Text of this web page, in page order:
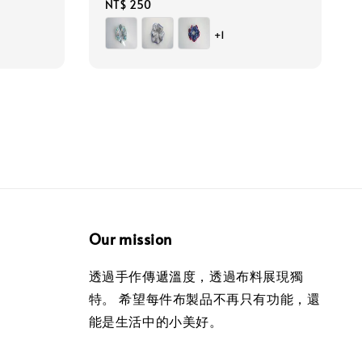
Regular
price
NT$ 250
+1
Our mission
透過手作傳遞溫度，透過布料展現獨
特。 希望每件布製品不再只有功能，還
能是生活中的小美好。